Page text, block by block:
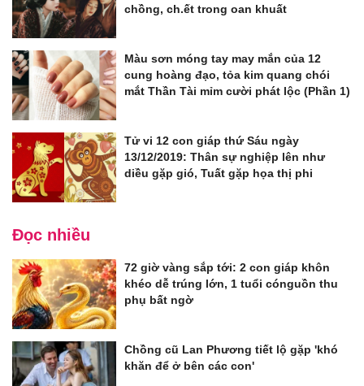
chồng, ch.ết trong oan khuất
Màu sơn móng tay may mắn của 12
cung hoàng đạo, tỏa kim quang chói
mắt Thần Tài mỉm cười phát lộc (Phần 1)
Tử vi 12 con giáp thứ Sáu ngày
13/12/2019: Thân sự nghiệp lên như
diều gặp gió, Tuất gặp họa thị phi
Đọc nhiều
72 giờ vàng sắp tới: 2 con giáp khôn
khéo dễ trúng lớn, 1 tuổi cónguồn thu
phụ bất ngờ
Chồng cũ Lan Phương tiết lộ gặp 'khó
khăn để ở bên các con'